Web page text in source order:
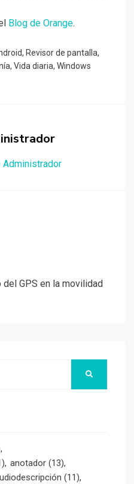
Blog de Orange.
, Revisor de pantalla,
, Vida diaria, Windows
Administrador
GPS en la movilidad
anotador (13)
(11)